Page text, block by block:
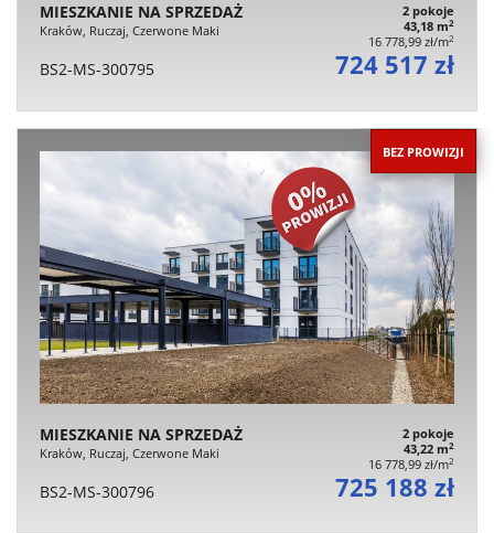
MIESZKANIE NA SPRZEDAŻ
Kraków, Ruczaj, Czerwone Maki
2 pokoje
43,18 m2
16 778,99 zł/m2
BS2-MS-300795 724 517 zł
BEZ PROWIZJI
MIESZKANIE NA SPRZEDAŻ
Kraków, Ruczaj, Czerwone Maki
2 pokoje
43,22 m2
16 778,99 zł/m2
BS2-MS-300796 725 188 zł